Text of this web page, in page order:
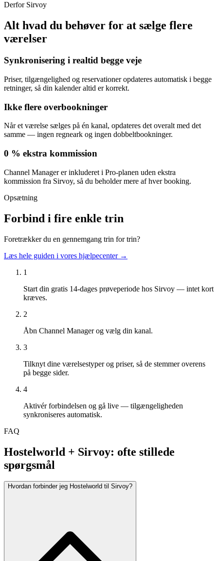
Derfor Sirvoy
Alt hvad du behøver for at sælge flere
værelser
Synkronisering i realtid begge veje
Priser, tilgængelighed og reservationer opdateres automatisk i begge
retninger, så din kalender altid er korrekt.
Ikke flere overbookninger
Når et værelse sælges på én kanal, opdateres det overalt med det
samme — ingen regneark og ingen dobbeltbookninger.
0 % ekstra kommission
Channel Manager er inkluderet i Pro-planen uden ekstra
kommission fra Sirvoy, så du beholder mere af hver booking.
Opsætning
Forbind i fire enkle trin
Foretrækker du en gennemgang trin for trin?
Læs hele guiden i vores hjælpecenter →
1
Start din gratis 14-dages prøveperiode hos Sirvoy — intet kort
kræves.
2
Åbn Channel Manager og vælg din kanal.
3
Tilknyt dine værelsestyper og priser, så de stemmer overens
på begge sider.
4
Aktivér forbindelsen og gå live — tilgængeligheden
synkroniseres automatisk.
FAQ
Hostelworld + Sirvoy: ofte stillede
spørgsmål
Hvordan forbinder jeg Hostelworld til Sirvoy?